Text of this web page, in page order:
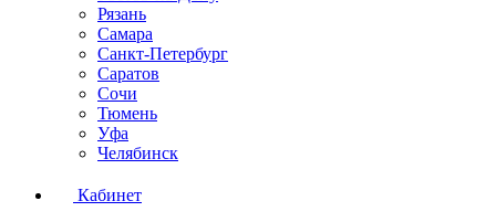
Рязань
Самара
Санкт-Петербург
Саратов
Сочи
Тюмень
Уфа
Челябинск
Кабинет